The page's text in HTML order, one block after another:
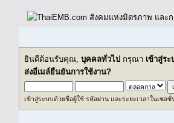
ยินดีต้อนรับคุณ, บุคคลทั่วไป กรุณา เข้าสู่ระ
ส่งอีเมล์ยืนยันการใช้งาน?
เข้าสู่ระบบด้วยชื่อผู้ใช้ รหัสผ่าน และระยะเวลาในเซสชั่